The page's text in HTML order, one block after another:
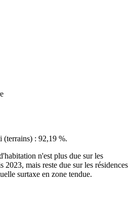
(terrains) : 92,19 %.
n'est plus due sur les
2023, mais reste due sur les résidences
surtaxe en zone tendue.